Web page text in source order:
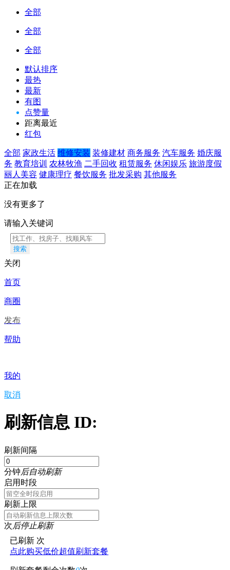
全部
全部
全部
默认排序
最热
最新
有图
点赞量
距离最近
红包
全部 家政生活 维修安装 装修建材 商务服务 汽车服务 婚庆服
务 教育培训 农林牧渔 二手回收 租赁服务 休闲娱乐 旅游度假
丽人美容 健康理疗 餐饮服务 批发采购 其他服务
正在加载
没有更多了
请输入关键词
搜索
关闭
首页
商圈
发布
帮助
我的
取消
刷新信息 ID:
刷新间隔
分钟后自动刷新
启用时段
刷新上限
次后停止刷新
已刷新 次
点此购买低价超值刷新套餐